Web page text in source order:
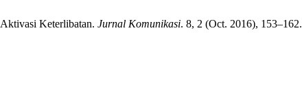
Keterlibatan. Jurnal Komunikasi. 8, 2 (Oct. 2016), 153–162.